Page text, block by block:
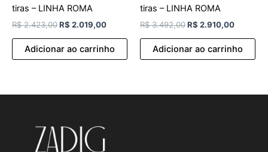
tiras – LINHA ROMA
R$2.423,00R$ 2.019,00
Adicionar ao carrinho
tiras – LINHA ROMA
R$3.492,00R$ 2.910,00
Adicionar ao carrinho